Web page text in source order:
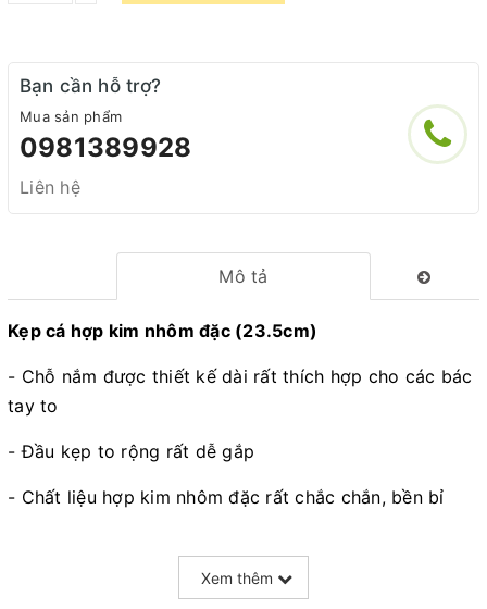
Bạn cần hỗ trợ?
Mua sản phẩm
0981389928
Liên hệ
Mô tả
Kẹp cá hợp kim nhôm đặc (23.5cm)
- Chỗ nắm được thiết kế dài rất thích hợp cho các bác
tay to
- Đầu kẹp to rộng rất dễ gắp
- Chất liệu hợp kim nhôm đặc rất chắc chắn, bền bỉ
Xem thêm